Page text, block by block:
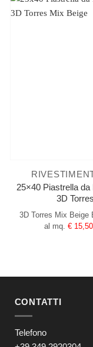
25×40 Piastrella
3D
3D Torres Mix Beige
al mq. € 15,50
CONTATTI
Telefono